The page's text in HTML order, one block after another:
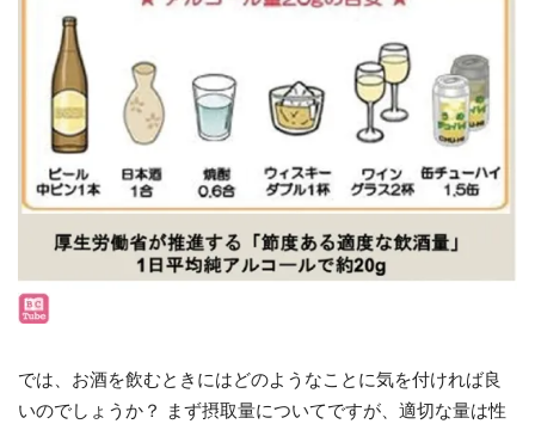
では、お酒を飲むときにはどのようなことに気を付ければ良
いのでしょうか？ まず摂取量についてですが、適切な量は性